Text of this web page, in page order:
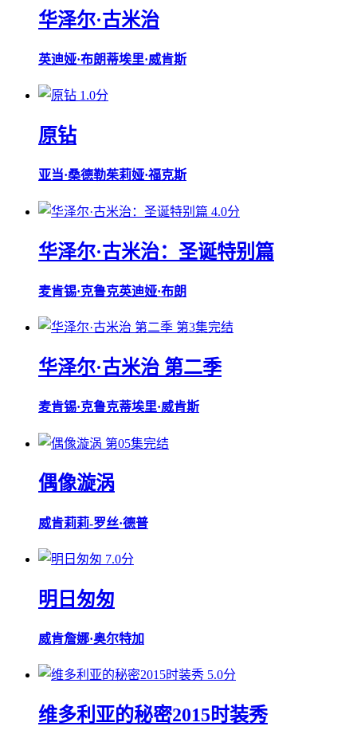
华泽尔·古米治
英迪娅·布朗蒂埃里·威肯斯
1.0分
原钻
亚当·桑德勒茱莉娅·福克斯
4.0分
华泽尔·古米治：圣诞特别篇
麦肯锡·克鲁克英迪娅·布朗
第3集完结
华泽尔·古米治 第二季
麦肯锡·克鲁克蒂埃里·威肯斯
第05集完结
偶像漩涡
威肯莉莉-罗丝·德普
7.0分
明日匆匆
威肯詹娜·奥尔特加
5.0分
维多利亚的秘密2015时装秀